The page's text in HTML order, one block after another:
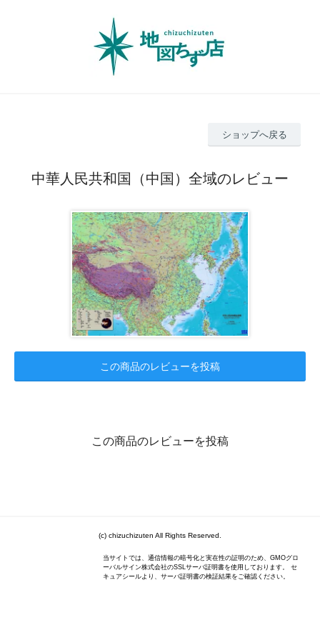
ショップへ戻る
中華人民共和国（中国）全域のレビュー
この商品のレビューを投稿
この商品のレビューを投稿
(c) chizuchizuten All Rights Reserved.
当サイトでは、通信情報の暗号化と実在性の証明のため、GMOグロ
ーバルサイン株式会社のSSLサーバ証明書を使用しております。 セ
キュアシールより、サーバ証明書の検証結果をご確認ください。